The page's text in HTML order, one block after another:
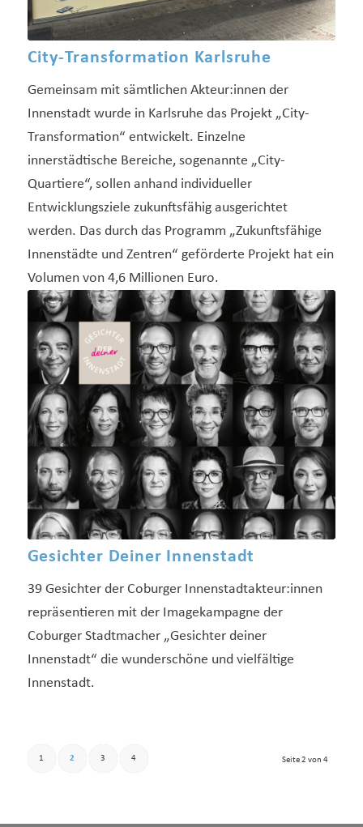
City-Transformation Karlsruhe
Gemeinsam mit sämtlichen Akteur:innen der
Innenstadt wurde in Karlsruhe das Projekt „City-
Transformation“ entwickelt. Einzelne
innerstädtische Bereiche, sogenannte „City-
Quartiere“, sollen anhand individueller
Entwicklungsziele zukunftsfähig ausgerichtet
werden. Das durch das Programm „Zukunftsfähige
Innenstädte und Zentren“ geförderte Projekt hat ein
Volumen von 4,6 Millionen Euro.
Gesichter Deiner Innenstadt
39 Gesichter der Coburger Innenstadtakteur:innen
repräsentieren mit der Imagekampagne der
Coburger Stadtmacher „Gesichter deiner
Innenstadt“ die wunderschöne und vielfältige
Innenstadt.
Seite 2 von 4
1 2 3 4